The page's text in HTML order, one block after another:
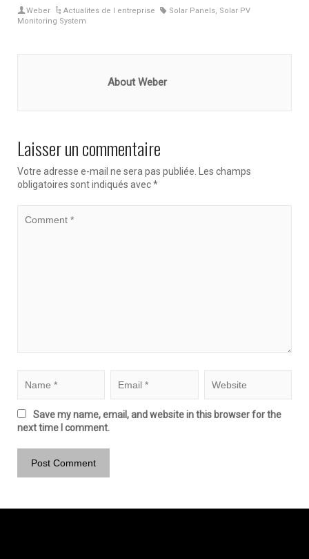
Weber Actualites de l entreprise Solar Panels, Solar PV
Monitoring System
About Weber
Laisser un commentaire
Votre adresse e-mail ne sera pas publiée.
Les champs
obligatoires sont indiqués avec*
Save my name, email, and website in this browser for the
next time I comment.